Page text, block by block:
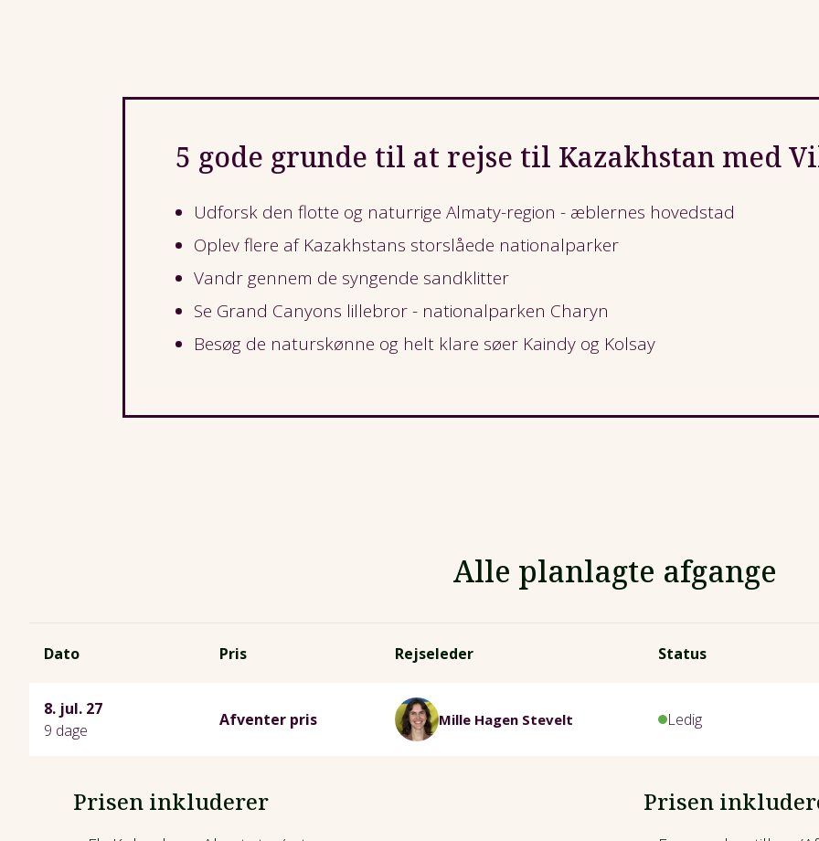
5 gode grunde til at rejse til Kazakhstan med
Udforsk den flotte og naturrige Almaty-region - æblernes hovedstad
Oplev flere af Kazakhstans storslåede nationalparker
Vandr gennem de syngende sandklitter
Se Grand Canyons lillebror - nationalparken Charyn
Besøg de naturskønne og helt klare søer Kaindy og Kolsay
Alle planlagte afgange
Dato Pris Rejseleder Status
8. jul. 27
9 dage
Afventer pris Mille Hagen Stevelt Ledig
Prisen inkluderer Prisen